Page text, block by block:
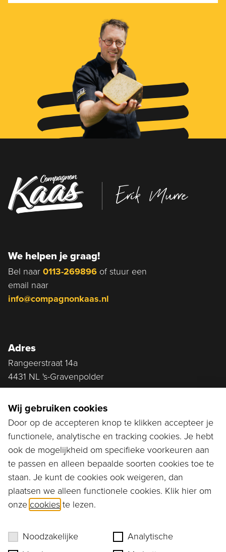
Erik Murre
We helpen je graag!
Bel naar 0113-269896 of stuur een
email naar
info@compagnonkaas.nl
Adres
Rangeerstraat 14a
4431 NL 's-Gravenpolder
Ga naar...
Bestellen
Diensten
Assortiment
Ons verhaal
Wij gebruiken cookies
Door op de accepteren knop te klikken accepteer je
functionele, analytische en tracking cookies. Je hebt
ook de mogelijkheid om specifieke voorkeuren aan
te passen en alleen bepaalde soorten cookies toe te
staan. Je kunt de cookies ook weigeren, dan
plaatsen we alleen functionele cookies. Klik hier om
onze cookies te lezen.
Noodzakelijke
Analytische